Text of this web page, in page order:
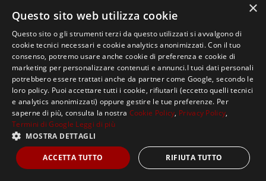
EL GALACTICO: I BAUSTELLE TORNANO CON
IL DECIMO ALBUM IN STUDIO
«El Galactico è il nuovo album dei Baustelle, ma è
anche, ci potete andare anche…
Copyright ©2021, MASTERX Tutti i diritti riservati.
×
Questo sito web utilizza cookie
Questo sito o gli strumenti terzi da questo utilizzati si avvalgono di
cookie tecnici necessari e cookie analytics anonimizzati. Con il tuo
consenso, potremo usare anche cookie di preferenza e cookie di
marketing per personalizzare contenuti e annunci.I tuoi dati personali
potrebbero essere trattati anche da partner come Google, secondo le
loro policy. Puoi accettare tutti i cookie, rifiutarli (eccetto quelli tecnici
e analytics anonimizzati) oppure gestire le tue preferenze. Per
saperne di più, consulta la nostra Cookie Policy, Privacy Policy,
Termini di Google Leggi di più
MOSTRA DETTAGLI
ACCETTA TUTTO RIFIUTA TUTTO